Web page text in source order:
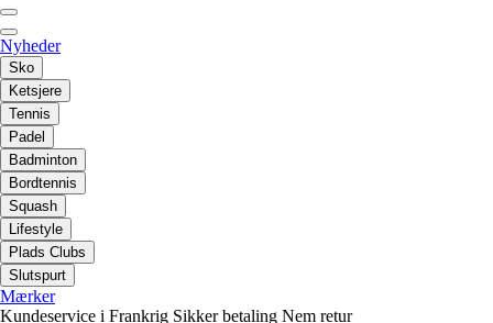
Nyheder
Sko
Ketsjere
Tennis
Padel
Badminton
Bordtennis
Squash
Lifestyle
Plads Clubs
Slutspurt
Mærker
Kundeservice i Frankrig Sikker betaling Nem retur